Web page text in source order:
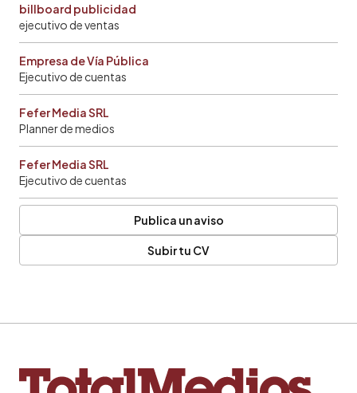
billboard publicidad
ejecutivo de ventas
Empresa de Vía Pública
Ejecutivo de cuentas
Fefer Media SRL
Planner de medios
Fefer Media SRL
Ejecutivo de cuentas
Publica un aviso
Subir tu CV